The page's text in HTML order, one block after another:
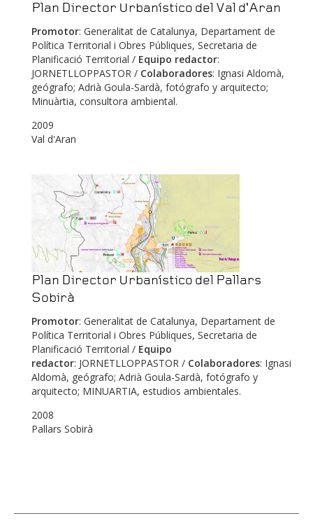
Plan Director Urbanístico del Val d'Aran
Promotor: Generalitat de Catalunya, Departament de
Política Territorial i Obres Públiques, Secretaria de
Planificació Territorial / Equipo redactor:
JORNETLLOPPASTOR / Colaboradores: Ignasi Aldomà,
geógrafo; Adrià Goula-Sardà, fotógrafo y arquitecto;
Minuàrtia, consultora ambiental.
2009
Val d'Aran
Plan Director Urbanístico del Pallars
Sobirà
Promotor: Generalitat de Catalunya, Departament de
Política Territorial i Obres Públiques, Secretaria de
Planificació Territorial / Equipo
redactor: JORNETLLOPPASTOR / Colaboradores: Ignasi
Aldomà, geógrafo; Adrià Goula-Sardà, fotógrafo y
arquitecto; MINUARTIA, estudios ambientales.
2008
Pallars Sobirà